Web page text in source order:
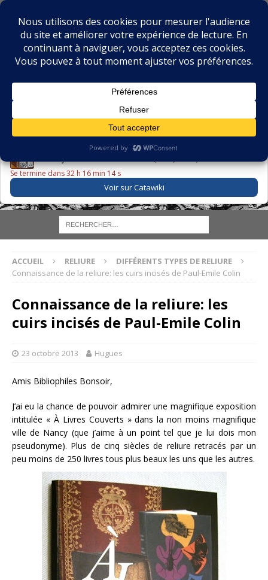
BIBLIOPHILIE.COM
LE BLOG DU BIBLIOPHILE, DES BIBLIOPHILES, DE LA
LE LIVRE DU JOUR
Se termine dans 32 h 16 min 13 s
Voir sur Catawiki
ACCUEIL RELIURE
DIFFÉRENTS TYPES DE RELIURE
Connaissance de la reliure: les cuirs incisés de Paul-Emile Colin
Connaissance de la reliure: les
cuirs incisés de Paul-Emile Colin
23 octobre 2013 Hugues
Amis Bibliophiles Bonsoir,
J’ai eu la chance de pouvoir admirer une magnifique exposition
intitulée « À Livres Couverts » dans la non moins magnifique
ville de Nancy (que j’aime à un point tel que je lui dois mon
pseudonyme). Plus de cinq siècles de reliure retracés par un
peu moins de 250 livres tous plus beaux les uns que les autres.